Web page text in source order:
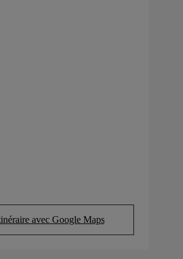
avec Google Maps
(Opens in new tab)